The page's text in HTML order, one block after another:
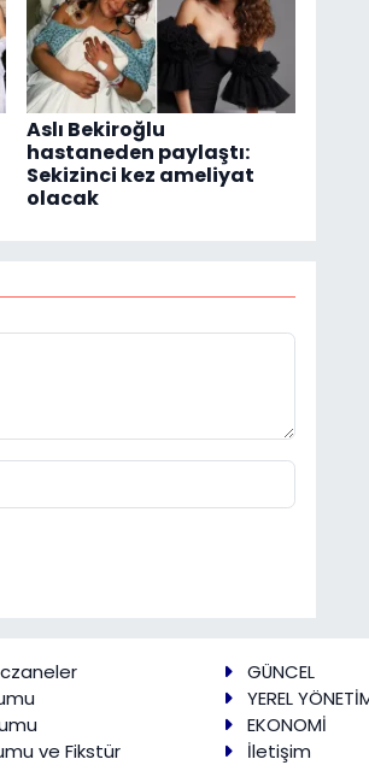
Aslı Bekiroğlu
hastaneden paylaştı:
Sekizinci kez ameliyat
olacak
ve Fikstür
GÜNCEL
YEREL
EKONOMİ
İletişim